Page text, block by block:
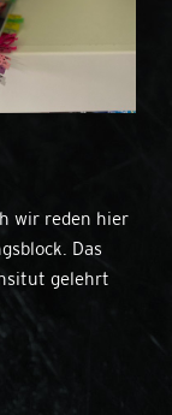
wir reden hier
Das
gelehrt